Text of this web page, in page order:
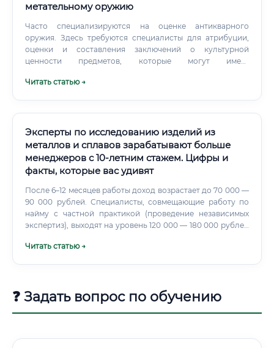
метательному оружию
Часто специализируются на оценке антикварного
оружия. Здесь требуются специалисты для атрибуции,
оценки и составления заключений о культурной
ценности предметов, которые могут иметь
заработной платы: от стажера до опытного специалиста
Читать статью →
Эксперты по исследованию изделий из
металлов и сплавов зарабатывают больше
менеджеров с 10-летним стажем. Цифры и
факты, которые вас удивят
После 6–12 месяцев работы доход возрастает до 70 000 —
90 000 рублей. Специалисты, совмещающие работу по
найму с частной практикой (проведение независимых
экспертиз), выходят на уровень 120 000 — 180 000 рублей
Читать статью →
❓ Задать вопрос по обучению